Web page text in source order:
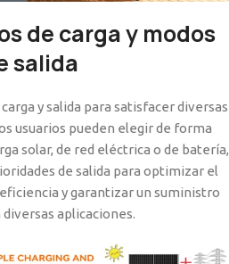
de carga y modos
salida
y salida para satisfacer diversas
usuarios pueden elegir de forma
solar, de red eléctrica o de batería,
de salida para optimizar el
y garantizar un suministro
aplicaciones.